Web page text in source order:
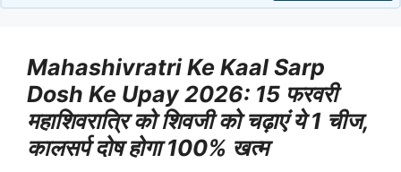
Mahashivratri Ke Kaal Sarp
Dosh Ke Upay 2026: 15 फरवरी
महाशिवरात्रि को शिवजी को चढ़ाएं ये 1 चीज,
कालसर्प दोष होगा 100% खत्म